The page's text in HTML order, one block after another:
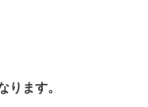
ります。